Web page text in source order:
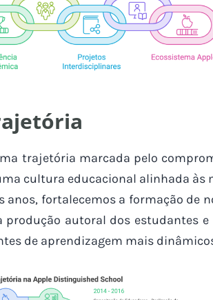
trajetória marcada pelo
cultura educacional alinhada às
anos, fortalecemos a formação
produção autoral dos estudantes
de aprendizagem mais